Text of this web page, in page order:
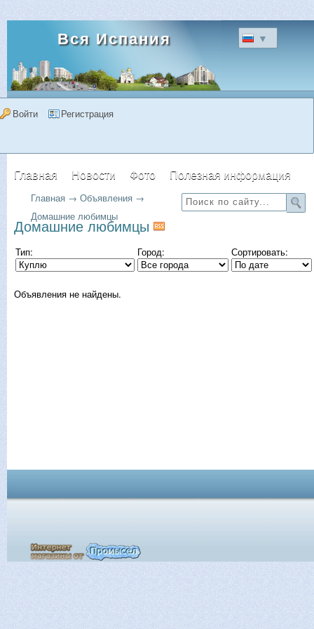
Вся Испания ▼
Войти Регистрация
Главная Новости Фото
Полезная информация
Форум
Объявления Недвижимость
Главная → Объявления →
Домашние любимцы
Домашние любимцы
Тип: Город: Сортировать:
Объявления не найдены.